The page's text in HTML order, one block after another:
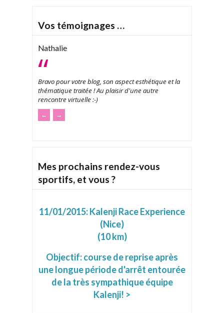
Vos témoignages …
Nathalie
Bravo pour votre blog, son aspect esthétique et la
thématique traitée ! Au plaisir d'une autre
rencontre virtuelle :-)
← →
Mes prochains rendez-vous
sportifs, et vous ?
11/01/2015:Kalenji Race Experience
(Nice)
(10 km)
Objectif: course de reprise après
une longue période d'arrêt entourée
de la très sympathique équipe
Kalenji! >